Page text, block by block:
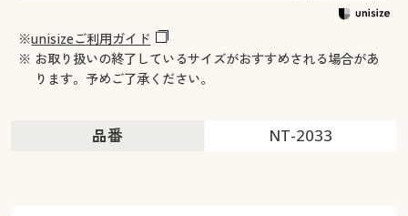
※unisizeご利用ガイド
※ お取り扱いの終了しているサイズがおすすめされる場合があ
ります。予めご了承ください。
品番 NT-2033